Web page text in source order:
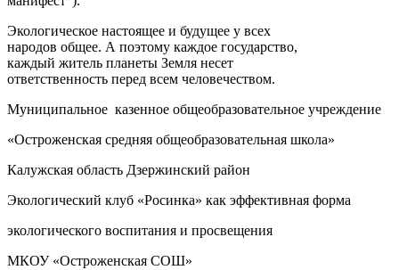
Экологическое настоящее и будущее у всех
народов общее. А поэтому каждое государство,
каждый житель планеты Земля несет
ответственность перед всем человечеством.
Муниципальное казенное общеобразовательное учреждение
«Остроженская средняя общеобразовательная школа»
Калужская область Дзержинский район
Экологический клуб «Росинка» как эффективная форма
экологического воспитания и просвещения
МКОУ «Остроженская СОШ»